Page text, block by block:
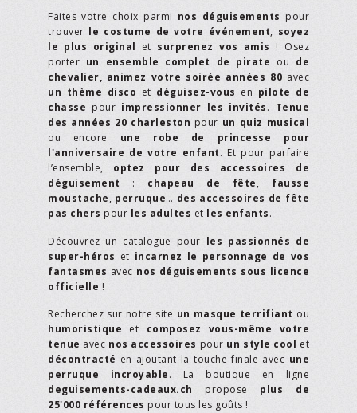
Faites votre choix parmi nos déguisements pour
trouver le costume de votre événement, soyez
le plus original et surprenez vos amis ! Osez
porter un ensemble complet de pirate ou de
chevalier, animez votre soirée années 80 avec
un thème disco et déguisez-vous en pilote de
chasse pour impressionner les invités. Tenue
des années 20 charleston pour un quiz musical
ou encore une robe de princesse pour
l'anniversaire de votre enfant. Et pour parfaire
l’ensemble, optez pour des accessoires de
déguisement : chapeau de fête, fausse
moustache, perruque… des accessoires de fête
pas chers pour les adultes et les enfants.
Découvrez un catalogue pour les passionnés de
super-héros et incarnez le personnage de vos
fantasmes avec nos déguisements sous licence
officielle !
Recherchez sur notre site un masque terrifiant ou
humoristique et composez vous-même votre
tenue avec nos accessoires pour un style cool et
décontracté en ajoutant la touche finale avec une
perruque incroyable. La boutique en ligne
deguisements-cadeaux.ch propose plus de
25'000 références pour tous les goûts !